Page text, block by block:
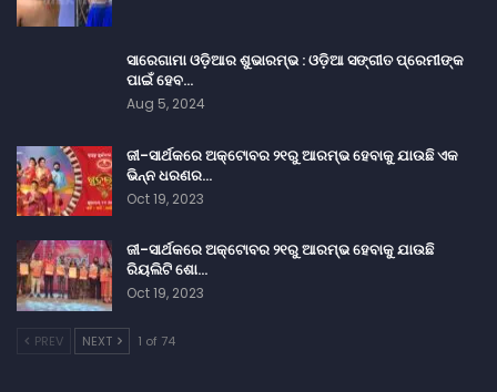
ସାରେଗାମା ଓଡ଼ିଆର ଶୁଭାରମ୍ଭ : ଓଡ଼ିଆ ସଙ୍ଗୀତ ପ୍ରେମୀଙ୍କ
ପାଇଁ ହେବ…
Aug 5, 2024
ଜୀ-ସାର୍ଥକରେ ଅକ୍ଟୋବର ୨୧ରୁ ଆରମ୍ଭ ହେବାକୁ ଯାଉଛି ଏକ
ଭିନ୍ନ ଧରଣର…
Oct 19, 2023
ଜୀ-ସାର୍ଥକରେ ଅକ୍ଟୋବର ୨୧ରୁ ଆରମ୍ଭ ହେବାକୁ ଯାଉଛି
ରିୟଲିଟି ଶୋ…
Oct 19, 2023
PREV NEXT 1 of 74